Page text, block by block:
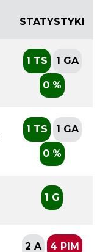
STATYSTYKI
1 TS 1 GA
0 %
1 TS 1 GA
0 %
1 G
2 A 4 PIM